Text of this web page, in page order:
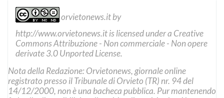
orvietonews.itby
http://www.orvietonews.itis licensed under a Creative
Commons Attribuzione - Non commerciale - Non opere
derivate 3.0 Unported License.
Nota della Redazione: Orvietonews, giornale online
registrato presso il Tribunale di Orvieto (TR) nr. 94 del
14/12/2000, non è una bacheca pubblica. Pur mantenendo